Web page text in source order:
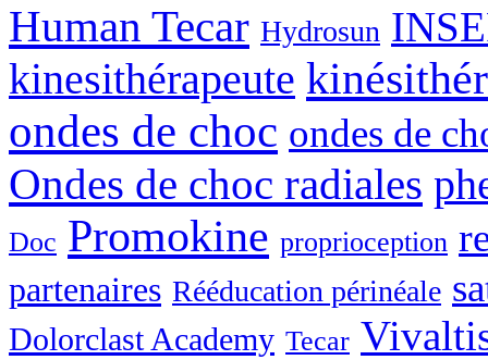
Human Tecar Hydrosun
kinesithérapeute
ondes de choc ondes de
Ondes de choc radiales
Doc Promokine proprioception
partenaires Rééducation périnéale
Dolorclast Academy Tecar